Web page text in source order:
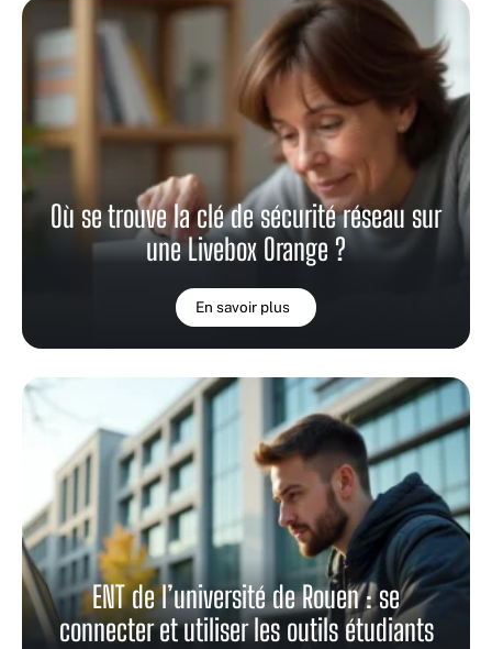
Où se trouve la clé de sécurité réseau sur
une Livebox Orange ?
En savoir plus
ENT de l’université de Rouen : se
connecter et utiliser les outils étudiants